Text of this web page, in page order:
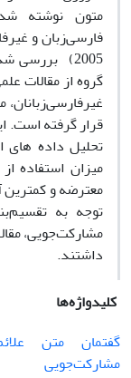
متون نوشته
فارسی‌زبان و
2005)
گروه از مقالات
قرار گرفته
تحلیل داده­
میزان استفاده
معترضه و
توجه به
مشارکت‌جویی،
داشتند.
کلیدواژه‌ها
گفتمان
متن
مشارکت‌جویی